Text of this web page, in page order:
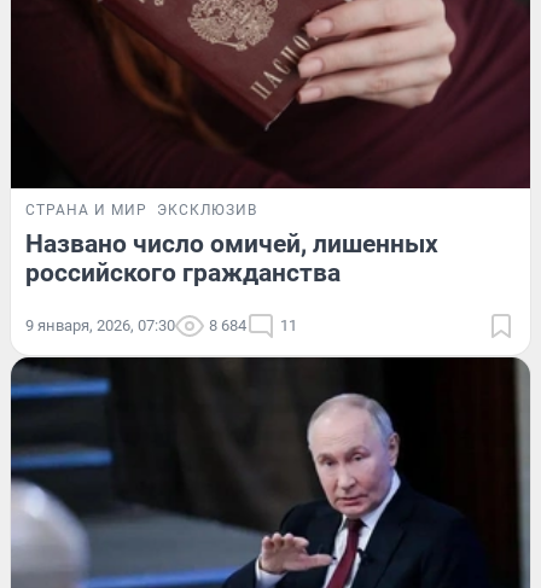
СТРАНА И МИР ЭКСКЛЮЗИВ
Названо число омичей, лишенных
российского гражданства
9 января, 2026, 07:30 8 684 11